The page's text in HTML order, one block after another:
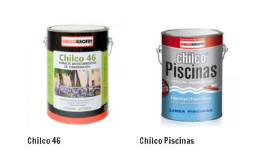
Chilco 46 Chilco Piscinas